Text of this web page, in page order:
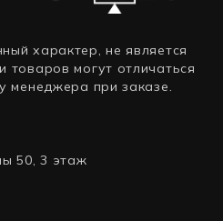
характер, не является
товаров могут отличаться
менеджера при заказе.
50, 3 этаж